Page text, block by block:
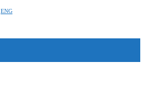
ENG